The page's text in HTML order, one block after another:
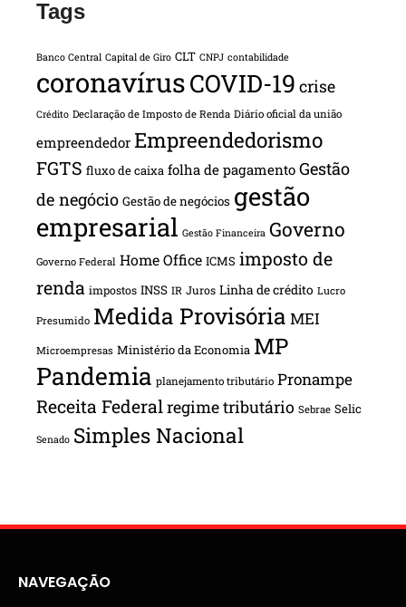
Tags
Banco Central Capital de Giro CLT CNPJ contabilidade
coronavírusCOVID-19 crise
Crédito Declaração de Imposto de Renda Diário oficial da união
empreendedor Empreendedorismo
FGTS fluxo de caixa folha de pagamento Gestão
de negócio Gestão de negócios gestão
empresarial Gestão Financeira Governo
Governo Federal Home Office ICMS imposto de
renda impostos INSS IR Juros Linha de crédito Lucro
Presumido Medida Provisória MEI
Microempresas Ministério da Economia MP
Pandemia planejamento tributário Pronampe
Receita Federalregime tributário Sebrae Selic
Senado Simples Nacional
NAVEGAÇÃO